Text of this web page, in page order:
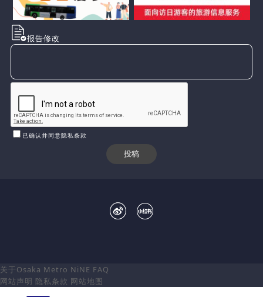
报告修改
已确认并同意隐私条款
关于Osaka Metro NiNE FAQ
网站声明 隐私条款 网站地图